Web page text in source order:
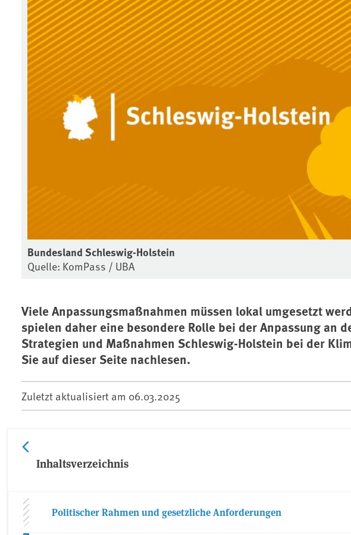
Bundesland Schleswig-Holstein
Quelle: KomPass / UBA
Viele Anpassungsmaßnahmen müssen lokal umgesetzt
spielen daher eine besondere Rolle bei der Anpassung an
Strategien und Maßnahmen Schleswig-Holstein bei der
Sie auf dieser Seite nachlesen.
Zuletzt aktualisiert am 06.03.2025
Inhaltsverzeichnis
Politischer Rahmen und gesetzliche Anforderungen